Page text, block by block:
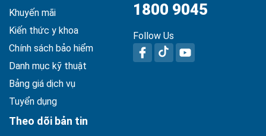
Khuyến mãi
Kiến thức y khoa
Chính sách bảo hiểm
Danh mục kỹ thuật
Bảng giá dịch vụ
Tuyển dụng
1800 9045
Follow Us
Theo dõi bản tin